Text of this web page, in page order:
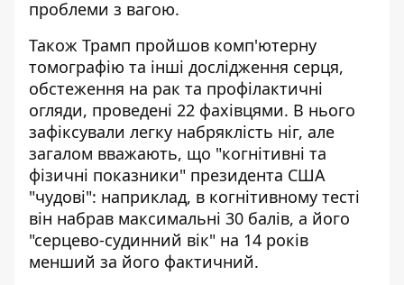
проблеми з вагою.
Також Трамп пройшов комп'ютерну
томографію та інші дослідження серця,
обстеження на рак та профілактичні
огляди, проведені 22 фахівцями. В нього
зафіксували легку набряклість ніг, але
загалом вважають, що "когнітивні та
фізичні показники" президента США
"чудові": наприклад, в когнітивному тесті
він набрав максимальні 30 балів, а його
"серцево-судинний вік" на 14 років
менший за його фактичний.